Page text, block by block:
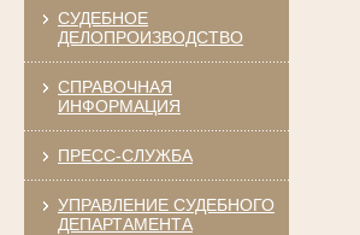
СУДЕБНОЕ
ДЕЛОПРОИЗВОДСТВО
СПРАВОЧНАЯ
ИНФОРМАЦИЯ
ПРЕСС-СЛУЖБА
УПРАВЛЕНИЕ СУДЕБНОГО
ДЕПАРТАМЕНТА